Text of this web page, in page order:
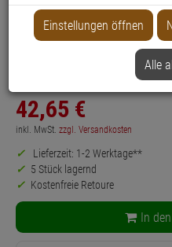
Produktinformationen
Halterung, Zubehörartikel
Anwendung: Videoüberwachung
42,65 €
inkl. MwSt. zzgl. Versandkosten
Lieferzeit: 1-2 Werktage**
5 Stück lagernd
Kostenfreie Retoure
In
Einstellungen öffnen
Alle